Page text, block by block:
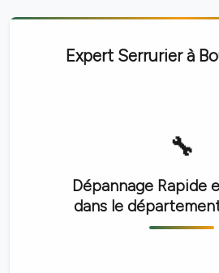
Expert Serrurier à
Dépannage Rapide
dans le